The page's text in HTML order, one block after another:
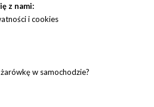
z nami:
i cookies
w samochodzie?